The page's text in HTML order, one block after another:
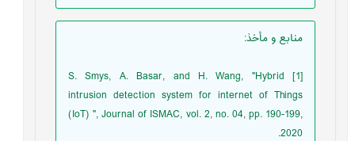
منابع و مأخذ:
[1] S. Smys, A. Basar, and H. Wang, "Hybrid
intrusion detection system for internet of Things
(IoT) ", Journal of ISMAC, vol. 2, no. 04, pp. 190-199,
2020.